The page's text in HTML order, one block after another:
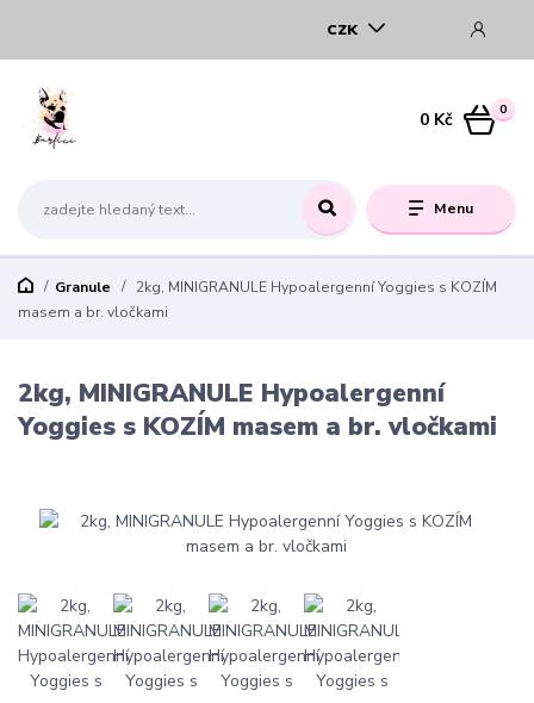
Menu
CZK
0
0 Kč
Granule
2kg, MINIGRANULE Hypoalergenní Yoggies s KOZÍM
masem a br. vločkami
2kg, MINIGRANULE Hypoalergenní
Yoggies s KOZÍM masem a br. vločkami